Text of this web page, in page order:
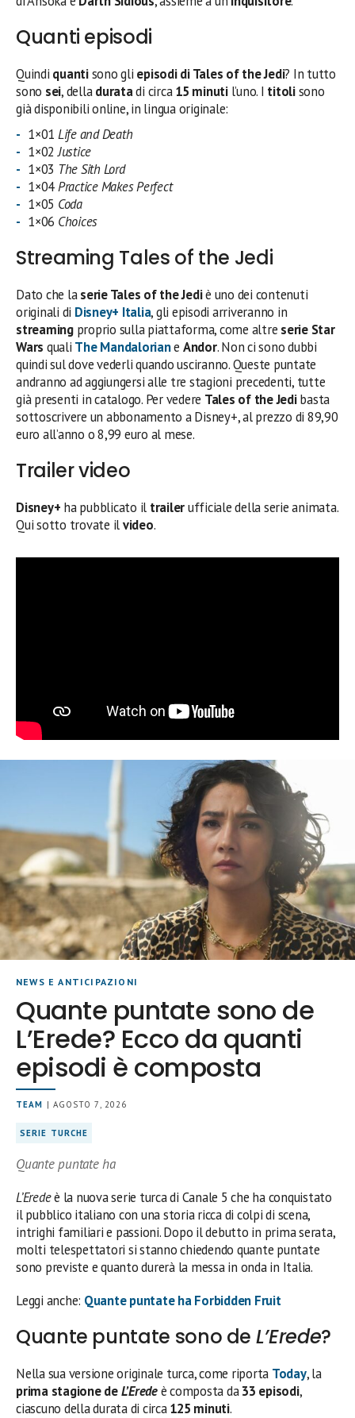
Quanti episodi
Quindi quantisono gli episodi di Tales of the Jedi? In tutto
sono sei, delladuratadi circa15 minutil’uno. I titolisono
già disponibili online, in lingua originale:
1×01 Life and Death
1×02Justice
1×03 The Sith Lord
1×04Practice Makes Perfect
1×05 Coda
1×06 Choices
Streaming Tales of the Jedi
Dato che laserie Tales of the Jediè uno dei contenuti
originali di Disney+ Italia, gli episodi arriveranno in
streaming proprio sulla piattaforma, come altre serie Star
Wars quali The Mandaloriane Andor. Non ci sono dubbi
quindi sul dove vederli quando usciranno. Queste puntate
andranno ad aggiungersi alle tre stagioni precedenti, tutte
già presenti in catalogo. Per vedere Tales of the Jedibasta
sottoscrivere un abbonamento a Disney+, al prezzo di 89,90
euro all’anno o 8,99 euro al mese.
Trailer video
Disney+ ha pubblicato il trailerufficiale della serie animata.
Qui sotto trovate ilvideo.
NEWS E ANTICIPAZIONI
Quante puntate sono de
L’Erede? Ecco da quanti
episodi è composta
TEAM | AGOSTO 7, 2026
SERIE TURCHE
Quante puntate ha
L’Eredeè la nuova serie turca di Canale 5 che ha conquistato
il pubblico italiano con una storia ricca di colpi di scena,
intrighi familiari e passioni. Dopo il debutto in prima serata,
molti telespettatori si stanno chiedendo quante puntate
sono previste e quanto durerà la messa in onda in Italia.
Leggi anche: Quante puntate ha Forbidden Fruit
Quante puntate sono de L’Erede?
Nella sua versione originale turca, come riporta Today, la
prima stagione deL’Eredeè composta da33 episodi,
ciascuno della durata di circa125 minuti.